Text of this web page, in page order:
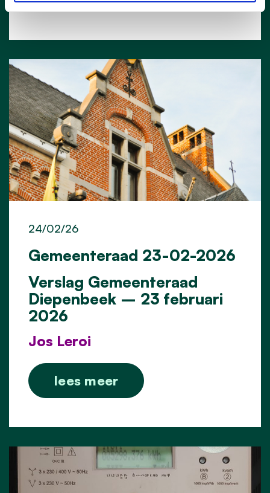
Gemeenteraad 23-02-2026
24/02/26
Verslag Gemeenteraad
Diepenbeek – 23 februari
2026
Jos Leroi
lees meer